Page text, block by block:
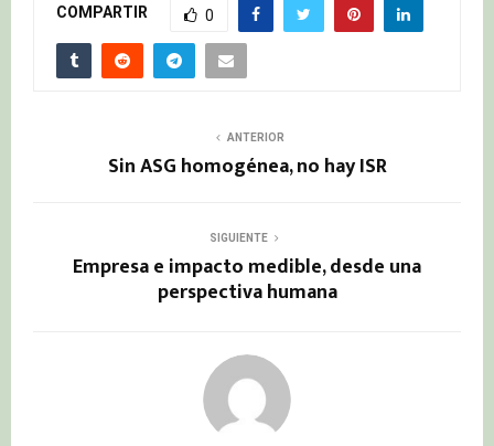
COMPARTIR 0
ANTERIOR
Sin ASG homogénea, no hay ISR
SIGUIENTE
Empresa e impacto medible, desde una
perspectiva humana